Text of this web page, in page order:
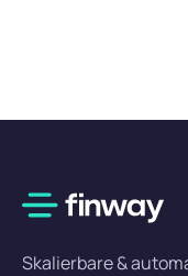
Skalierbare &